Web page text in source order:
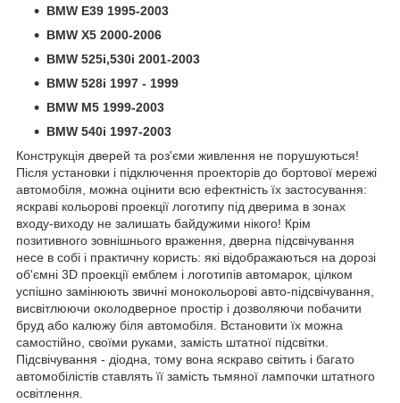
BMW E39 1995-2003
BMW X5 2000-2006
BMW 525i,530i 2001-2003
BMW 528i 1997 - 1999
BMW M5 1999-2003
BMW 540i 1997-2003
Конструкція дверей та роз'єми живлення не порушуються!
Після установки і підключення проекторів до бортової мережі
автомобіля, можна оцінити всю ефектність їх застосування:
яскраві кольорові проекції логотипу під дверима в зонах
входу-виходу не залишать байдужими нікого! Крім
позитивного зовнішнього враження, дверна підсвічування
несе в собі і практичну користь: які відображаються на дорозі
об'ємні 3D проекції емблем і логотипів автомарок, цілком
успішно замінюють звичні монокольорові авто-підсвічування,
висвітлюючи околодверное простір і дозволяючи побачити
бруд або калюжу біля автомобіля. Встановити їх можна
самостійно, своїми руками, замість штатної підсвітки.
Підсвічування - діодна, тому вона яскраво світить і багато
автомобілістів ставлять її замість тьмяної лампочки штатного
освітлення.